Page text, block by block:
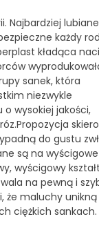
Najbardziej
każdy
kładąca
sanek, która
niezwykle
o wysokiej jakości,
do gustu
są na
wyścigowy
na pewną i
że maluchy unikną
ciężkich sankach.